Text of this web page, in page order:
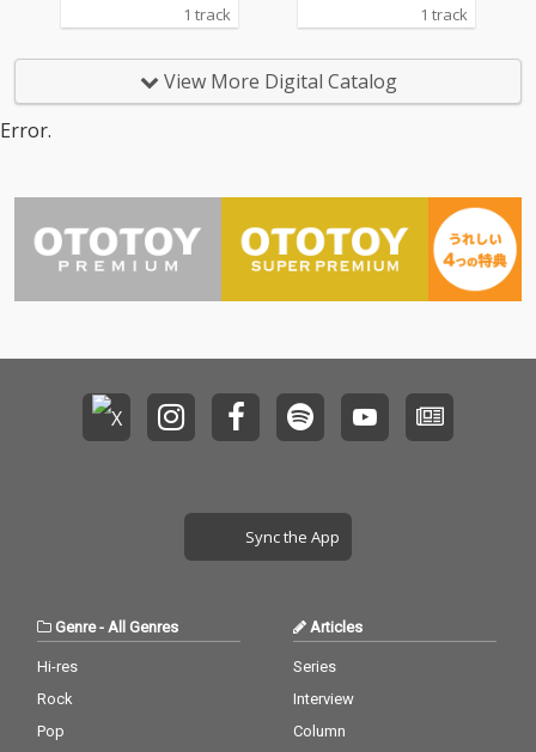
ラストを飾る本作は”青
グルーヴィーなビート
に乗る切ない歌詞が印
1 track
1 track
View More Digital Catalog
Error.
Sync the App
Genre- All Genres
Hi-res
Rock
Pop
Articles
Series
Interview
Column